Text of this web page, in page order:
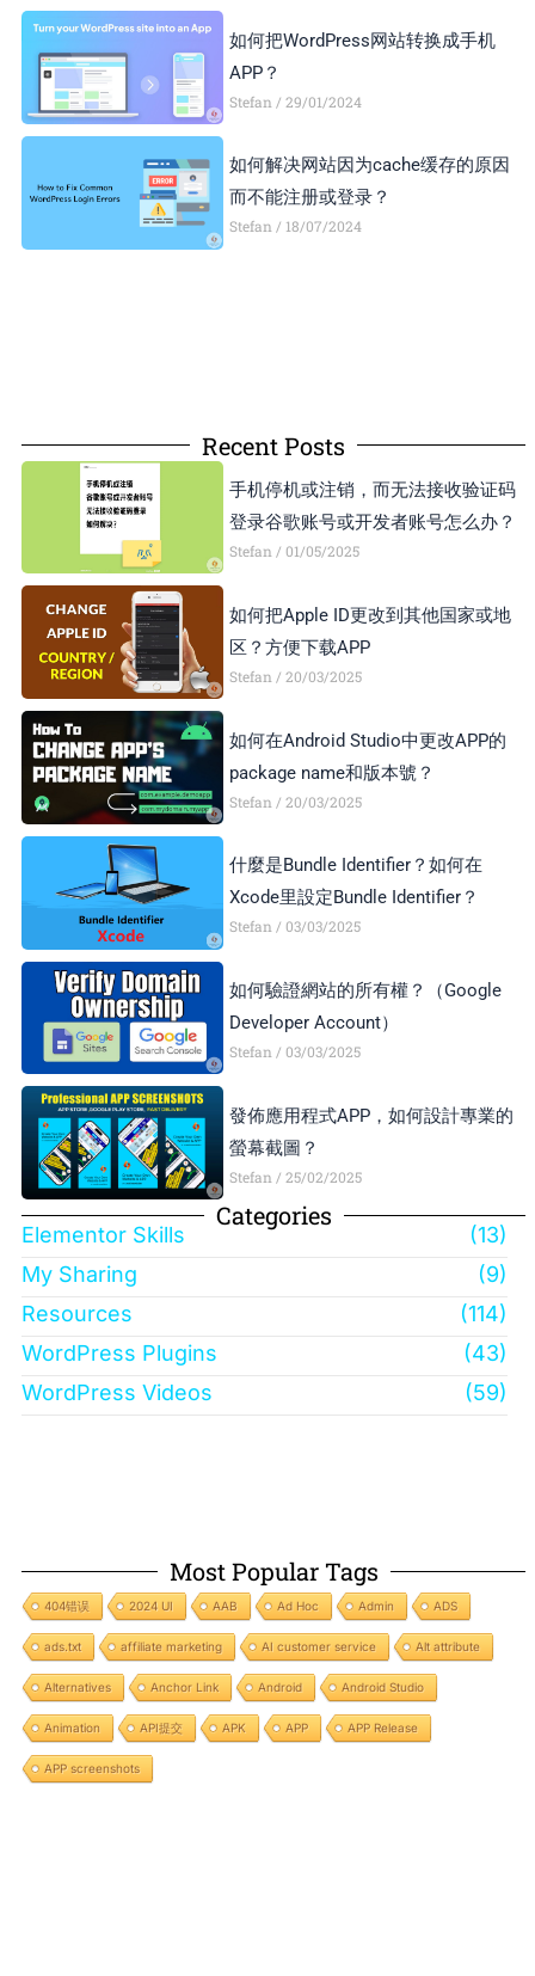
如何把WordPress网站转换成手机
APP？
Stefan 29/01/2024
如何解决网站因为cache缓存的原因
而不能注册或登录？
Stefan 18/07/2024
Recent Posts
手机停机或注销，而无法接收验证码
登录谷歌账号或开发者账号怎么办？
Stefan 01/05/2025
如何把Apple ID更改到其他国家或地
区？方便下载APP
Stefan 20/03/2025
如何在Android Studio中更改APP的
package name和版本號？
Stefan 20/03/2025
什麼是Bundle Identifier？如何在
Xcode里設定Bundle Identifier？
Stefan 03/03/2025
如何驗證網站的所有權？（Google
Developer Account）
Stefan 03/03/2025
發佈應用程式APP，如何設計專業的
螢幕截圖？
Stefan 25/02/2025
Categories
Elementor Skills
(13)
My Sharing
(9)
Resources
(114)
WordPress Plugins
(43)
WordPress Videos
(59)
Most Popular Tags
404错误 2024 UI AAB Ad Hoc Admin ADS
ads.txt affiliate marketing AI customer service Alt attribute
Alternatives Anchor Link Android Android Studio
Animation API提交 APK APP APP Release
APP screenshots